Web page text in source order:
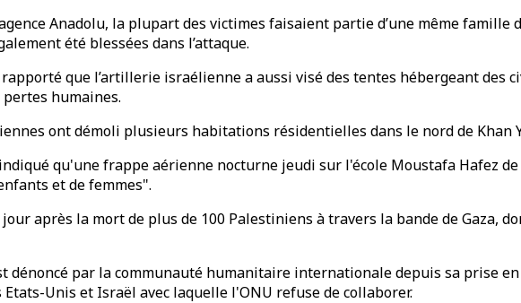
Anadolu, la plupart des victimes faisaient partie d’une même
été blessées dans l’attaque.
que l’artillerie israélienne a aussi visé des tentes hébergeant des
pertes humaines.
ont démoli plusieurs habitations résidentielles dans le nord de Khan
qu'une frappe aérienne nocturne jeudi sur l'école Moustafa Hafez
et de femmes".
après la mort de plus de 100 Palestiniens à travers la bande de Gaza,
dénoncé par la communauté humanitaire internationale depuis sa prise
Unis et Israël avec laquelle l'ONU refuse de collaborer.